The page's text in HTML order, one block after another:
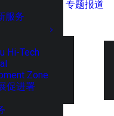
服务
Hi-Tech
Zone
促进署
专题报道